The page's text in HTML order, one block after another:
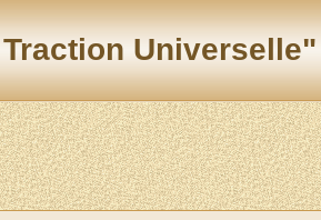
Universelle"